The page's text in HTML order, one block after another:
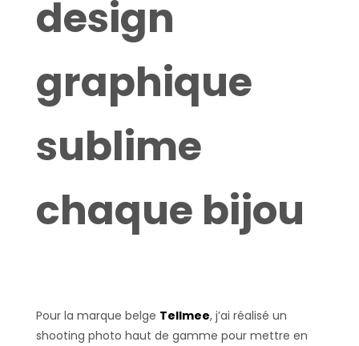
design
graphique
sublime
chaque bijou
Pour la marque belge Tellmee, j’ai réalisé un
shooting photo haut de gamme pour mettre en